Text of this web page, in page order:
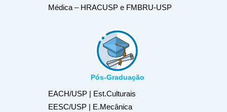
Médica – HRACUSP e FMBRU-USP
Pós-Graduação
EACH/USP | Est.Culturais
EESC/USP | E.Mecânica